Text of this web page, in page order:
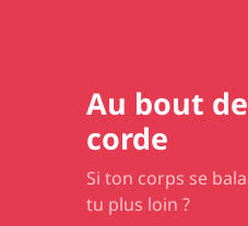
Au bout
corde
Si ton corps se
tu plus loin ?